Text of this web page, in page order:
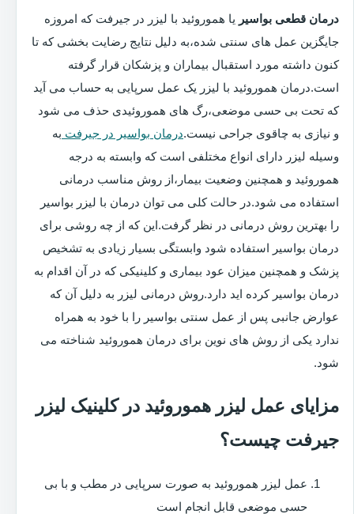
درمان قطعی بواسیر یا هموروئید با لیزر در جیرفت که امروزه
جایگزین عمل های سنتی شده،به دلیل نتایج رضایت بخشی که تا
کنون داشته مورد استقبال بیماران و پزشکان قرار گرفته
است.درمان هموروئید با لیزر یک عمل سرپایی به حساب می آید
که تحت بی حسی موضعی،رگ های هموروئیدی حذف می شود
و نیازی به چاقوی جراحی نیست.درمان بواسیر در جیرفت به
وسیله لیزر دارای انواع مختلفی است که وابسته به درجه
هموروئید و همچنین وضعیت بیمار،از روش مناسب درمانی
استفاده می شود.در حالت کلی می توان درمان با لیزر بواسیر
را بهترین روش درمانی در نظر گرفت.این که از چه روشی برای
درمان بواسیر استفاده شود وابستگی بسیار زیادی به تشخیص
پزشک و همچنین میزان عود بیماری و کلینیکی که در آن اقدام به
درمان بواسیر کرده اید دارد.روش درمانی لیزر به دلیل آن که
عوارض جانبی پس از عمل سنتی بواسیر را با خود به همراه
ندارد یکی از روش های نوین برای درمان هموروئید شناخته می
شود.
مزایای عمل لیزر هموروئید در کلینیک لیزر
جیرفت چیست؟
عمل لیزر هموروئید به صورت سرپایی در مطب و با بی
حسی موضعی قابل انجام است